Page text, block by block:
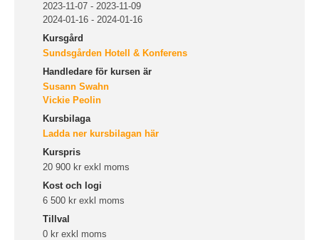
2023-11-07 - 2023-11-09
2024-01-16 - 2024-01-16
Kursgård
Sundsgården Hotell & Konferens
Handledare för kursen är
Susann Swahn
Vickie Peolin
Kursbilaga
Ladda ner kursbilagan här
Kurspris
20 900 kr exkl moms
Kost och logi
6 500 kr exkl moms
Tillval
0 kr exkl moms